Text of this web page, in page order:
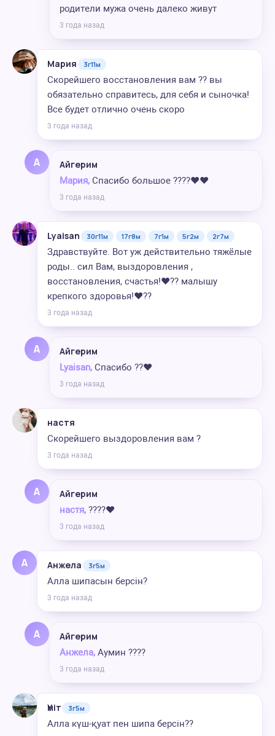
родители мужа очень далеко живут
3 года назад
Мария 3г11м
Скорейшего восстановления вам ?? вы
обязательно справитесь, для себя и сыночка!
Все будет отлично очень скоро
3 года назад
А Айгерим
Мария, Спасибо большое ????❤️❤️
3 года назад
Lyaisan 30г11м 17г8м 7г1м 5г2м 2г7м
Здравствуйте. Вот уж действительно тяжёлые
роды.. сил Вам, выздоровления ,
восстановления, счастья!❤️?? малышу
крепкого здоровья!❤️??
3 года назад
А Айгерим
Lyaisan, Спасибо ??❤️
3 года назад
настя
Скорейшего выздоровления вам ?
3 года назад
А Айгерим
настя, ????❤️
3 года назад
А Анжела 3г5м
Алла шипасын берсін?
3 года назад
А Айгерим
Анжела, Аумин ????
3 года назад
Үміт 3г5м
Алла күш-қуат пен шипа берсін??